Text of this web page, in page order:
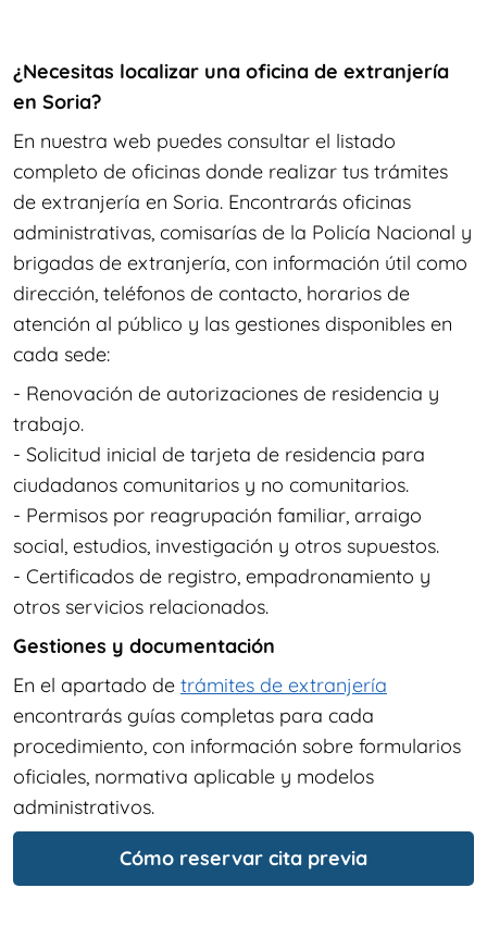
¿Necesitas localizar una oficina de extranjería
en Soria?
En nuestra web puedes consultar el listado
completo de oficinas donde realizar tus trámites
de extranjería en Soria. Encontrarás oficinas
administrativas, comisarías de la Policía Nacional y
brigadas de extranjería, con información útil como
dirección, teléfonos de contacto, horarios de
atención al público y las gestiones disponibles en
cada sede:
- Renovación de autorizaciones de residencia y
trabajo.
- Solicitud inicial de tarjeta de residencia para
ciudadanos comunitarios y no comunitarios.
- Permisos por reagrupación familiar, arraigo
social, estudios, investigación y otros supuestos.
- Certificados de registro, empadronamiento y
otros servicios relacionados.
Gestiones y documentación
En el apartado de trámites de extranjería
encontrarás guías completas para cada
procedimiento, con información sobre formularios
oficiales, normativa aplicable y modelos
administrativos.
Cómo reservar cita previa